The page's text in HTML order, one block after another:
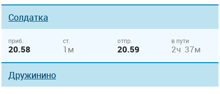
Солдатка
приб.
20.58
ст.
1м
отпр.
20.59
в пути
2ч 37м
Дружинино